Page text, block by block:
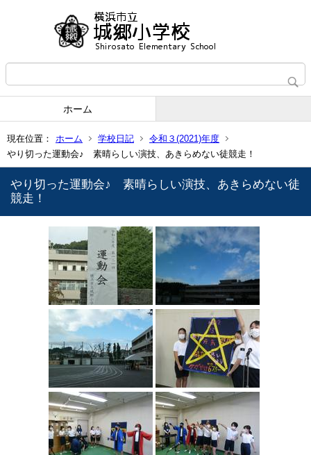
ホーム
現在位置： ホーム 学校日記
令和３(2021)年度
やり切った運動会♪ 素晴らしい演技、あきらめない徒競走！
やり切った運動会♪ 素晴らしい演技、あきらめない徒
競走！